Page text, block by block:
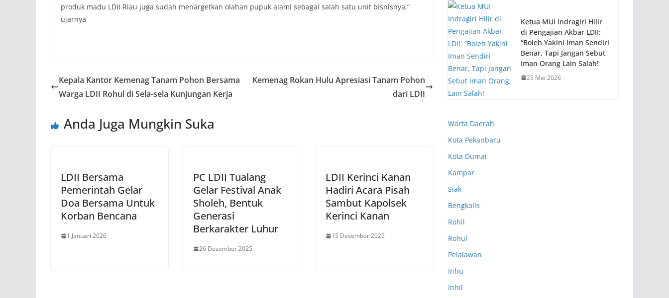
produk madu LDII Riau juga sudah menargetkan olahan pupuk alami sebagai salah satu unit bisnisnya,”
ujarnya
Kepala Kantor Kemenag Tanam Pohon Bersama
Warga LDII Rohul di Sela-sela Kunjungan Kerja
Kemenag Rokan Hulu Apresiasi Tanam Pohon
dari LDII
Anda Juga Mungkin Suka
LDII Bersama
Pemerintah Gelar
Doa Bersama Untuk
Korban Bencana
1 Januari 2026
PC LDII Tualang
Gelar Festival Anak
Sholeh, Bentuk
Generasi
Berkarakter Luhur
26 Desember 2025
LDII Kerinci Kanan
Hadiri Acara Pisah
Sambut Kapolsek
Kerinci Kanan
15 Desember 2025
Ketua MUI Indragiri Hilir
di Pengajian Akbar LDII:
“Boleh Yakini Iman Sendiri
Benar, Tapi Jangan Sebut
Iman Orang Lain Salah!
25 Mei 2026
Warta Daerah
Kota Pekanbaru
Kota Dumai
Kampar
Siak
Bengkalis
Rohil
Rohul
Pelalawan
Inhu
Inhil